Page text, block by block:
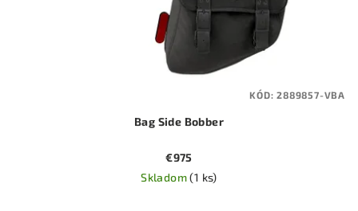
Bag Side Bobber
€975
Skladom(1 ks)
KÓD:2889857-VBA